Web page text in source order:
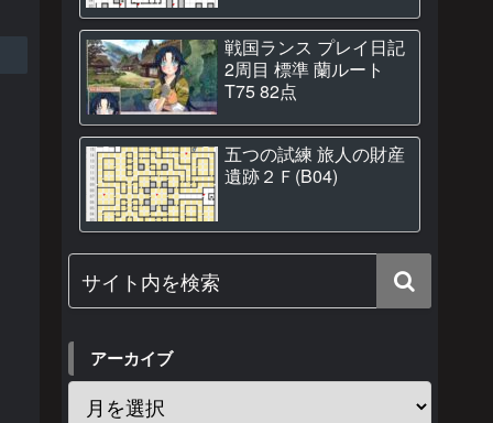
戦国ランス プレイ日記
2周目 標準 蘭ルート
T75 82点
五つの試練 旅人の財産
遺跡２Ｆ(B04)
アーカイブ